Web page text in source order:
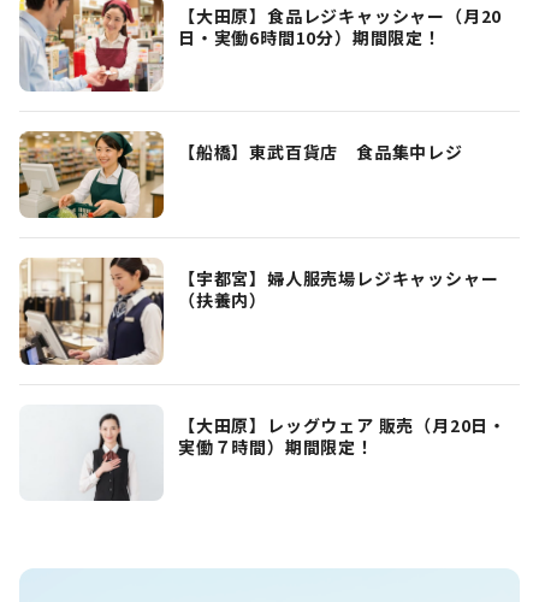
【大田原】食品レジキャッシャー（月20
日・実働6時間10分）期間限定！
【船橋】東武百貨店 食品集中レジ
【宇都宮】婦人服売場レジキャッシャー
（扶養内）
【大田原】レッグウェア 販売（月20日・
実働７時間）期間限定！